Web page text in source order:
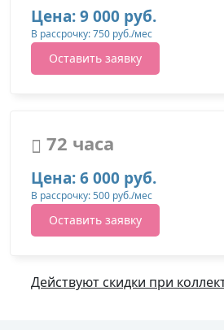
Цена: 9 000 руб.
В рассрочку: 750 руб./мес
Оставить заявку
72 часа
Цена: 6 000 руб.
В рассрочку: 500 руб./мес
Оставить заявку
Действуют скидки при